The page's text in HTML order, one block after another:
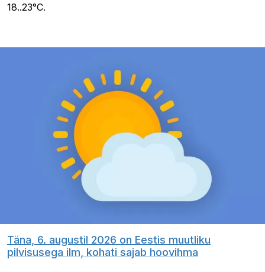
18..23°C.
Täna, 6. augustil 2026 on Eestis muutliku
pilvisusega ilm, kohati sajab hoovihma